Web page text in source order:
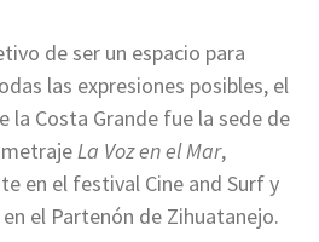
de ser un espacio para
las expresiones posibles, el
la Costa Grande fue la sede de
La Voz en el Mar,
en el festival Cine and Surf y
el Partenón de Zihuatanejo.